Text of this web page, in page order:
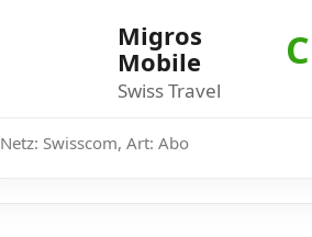
Migros
Mobile
Swiss Travel
Netz: Swisscom, Art: Abo